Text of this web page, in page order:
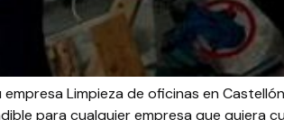
Limpieza de oficinas en
para cualquier empresa que quiera